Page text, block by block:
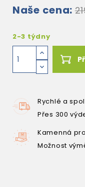
Naše cena:
2-3 týdny
Rychlé a
Přes 300
Kamenná
Možnost